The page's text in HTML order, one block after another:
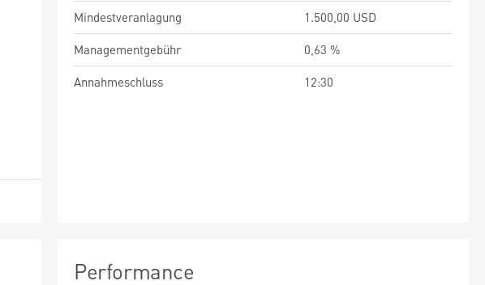
Mindestveranlagung
1.500,00 USD
Managementgebühr
0,63 %
Annahmeschluss
12:30
Performance